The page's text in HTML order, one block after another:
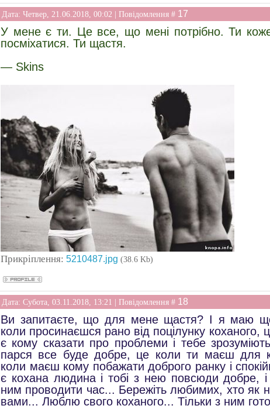
Дата: Четвер, 21.06.2018, 00:02 | Повідомлення # 17
У мене є ти. Це все, що мені потрібно. Ти
посміхатися. Ти щастя.
— Skins
Прикріплення: 5210487.jpg (38.6 Kb)
Дата: Субота, 03.11.2018, 13:21 | Повідомлення # 18
Ви запитаєте, що для мене щастя? І я маю
коли просинаєшся рано від поцілунку коханого,
є кому сказати про проблеми і тебе
парся все буде добре, це коли ти маєш для
коли маєш кому побажати доброго ранку і
є кохана людина і тобі з нею повсюди добре,
ним проводити час... Бережіть любимих, хто як
вами... Люблю свого коханого... Тільки з ним